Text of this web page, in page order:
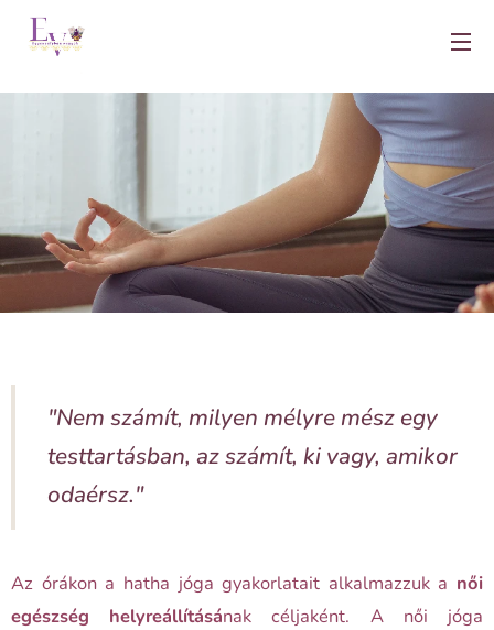
"Nem számít, milyen mélyre mész egy
testtartásban, az számít, ki vagy, amikor
odaérsz."
Az órákon a hatha jóga gyakorlatait alkalmazzuk a női
egészség helyreállításának céljaként. A női jóga